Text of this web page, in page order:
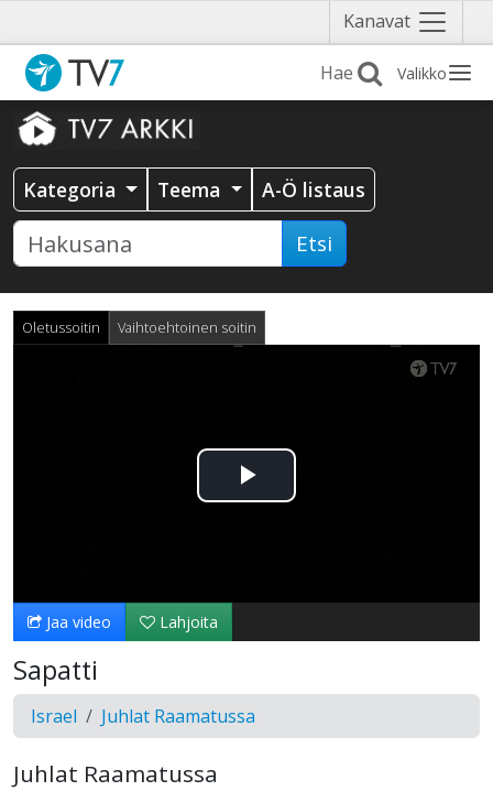
Kanavat Näytä
valikko
Valikko
Kategoria Teema A-Ö listaus
Etsi
Oletussoitin Vaihtoehtoinen soitin
Toista
Jaa video Lahjoita
Sapatti
Israel Juhlat Raamatussa
Juhlat Raamatussa